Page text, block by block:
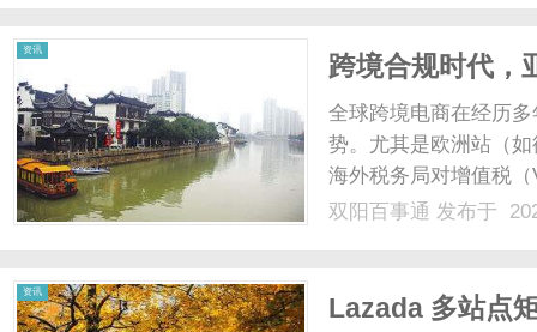
资讯
跨境合规时代，
全红线？
全球跨境电商在经历
势。尤其是欧洲站（
海外税务局对增值税
地法律，也上线了强
双阳百事通 发布于
资讯
Lazada 多站点